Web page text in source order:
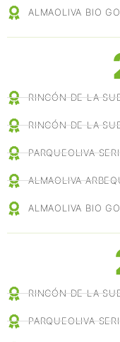
ALMAOLIVA BIO
RINCÓN DE LA
RINCÓN DE LA
PARQUEOLIVA
ALMAOLIVA
ALMAOLIVA BIO
RINCÓN DE LA
PARQUEOLIVA